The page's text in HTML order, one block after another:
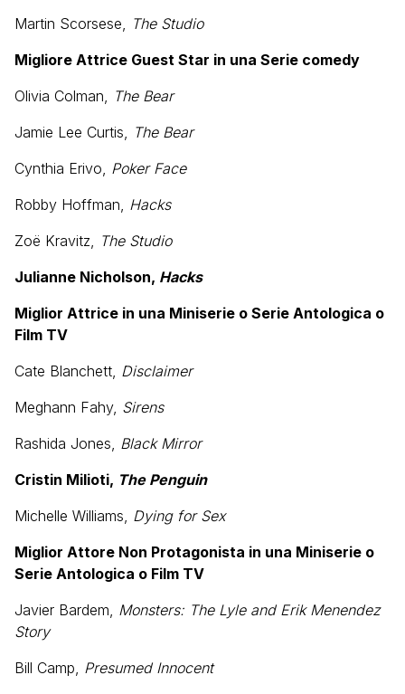
Martin Scorsese, The Studio
Migliore Attrice Guest Star in una Serie comedy
Olivia Colman, The Bear
Jamie Lee Curtis, The Bear
Cynthia Erivo, Poker Face
Robby Hoffman, Hacks
Zoë Kravitz, The Studio
Julianne Nicholson, Hacks
Miglior Attrice in una Miniserie o Serie Antologica o
Film TV
Cate Blanchett, Disclaimer
Meghann Fahy, Sirens
Rashida Jones, Black Mirror
Cristin Milioti, The Penguin
Michelle Williams, Dying for Sex
Miglior Attore Non Protagonista in una Miniserie o
Serie Antologica o Film TV
Javier Bardem, Monsters: The Lyle and Erik Menendez
Story
Bill Camp, Presumed Innocent